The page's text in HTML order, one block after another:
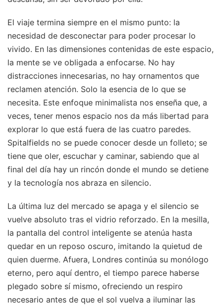
El viaje termina siempre en el mismo punto: la
necesidad de desconectar para poder procesar lo
vivido. En las dimensiones contenidas de este espacio,
la mente se ve obligada a enfocarse. No hay
distracciones innecesarias, no hay ornamentos que
reclamen atención. Solo la esencia de lo que se
necesita. Este enfoque minimalista nos enseña que, a
veces, tener menos espacio nos da más libertad para
explorar lo que está fuera de las cuatro paredes.
Spitalfields no se puede conocer desde un folleto; se
tiene que oler, escuchar y caminar, sabiendo que al
final del día hay un rincón donde el mundo se detiene
y la tecnología nos abraza en silencio.
La última luz del mercado se apaga y el silencio se
vuelve absoluto tras el vidrio reforzado. En la mesilla,
la pantalla del control inteligente se atenúa hasta
quedar en un reposo oscuro, imitando la quietud de
quien duerme. Afuera, Londres continúa su monólogo
eterno, pero aquí dentro, el tiempo parece haberse
plegado sobre sí mismo, ofreciendo un respiro
necesario antes de que el sol vuelva a iluminar las